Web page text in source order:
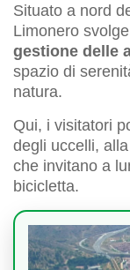
Situato a nord
Limonero
gestione delle
spazio di
natura.
Qui, i visitatori
degli uccelli,
che invitano a
bicicletta.